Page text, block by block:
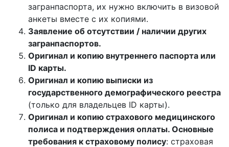
загранпаспорта, их нужно включить в визовой
анкеты вместе с их копиями.
Заявление об отсутствии / наличии других
загранпаспортов.
Оригинал и копию внутреннего паспорта или
ID карты.
Оригинал и копию выписки из
государственного демографического реестра
(только для владельцев ID карты).
Оригинал и копию страхового медицинского
полиса и подтверждения оплаты. Основные
требования к страховому полису: страховая